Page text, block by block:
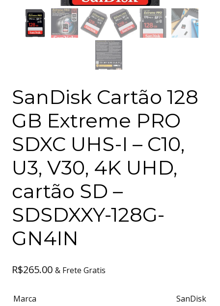
SanDisk Cartão 128
GB Extreme PRO
SDXC UHS-I – C10,
U3, V30, 4K UHD,
cartão SD –
SDSDXXY-128G-
GN4IN
R$265.00 & Frete Gratis
Marca
SanDisk